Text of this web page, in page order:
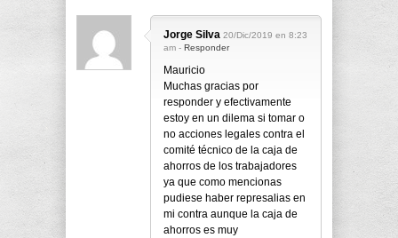
Jorge Silva 20/Dic/2019 en 8:23
am - Responder
Mauricio
Muchas gracias por
responder y efectivamente
estoy en un dilema si tomar o
no acciones legales contra el
comité técnico de la caja de
ahorros de los trabajadores
ya que como mencionas
pudiese haber represalias en
mi contra aunque la caja de
ahorros es muy